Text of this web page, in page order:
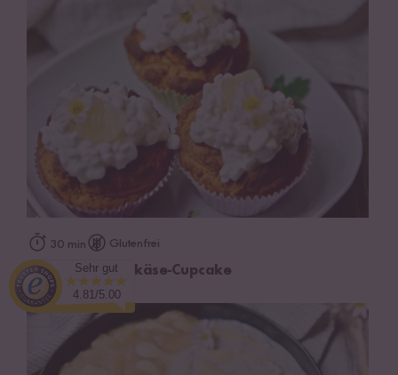
30 min Glutenfrei
Ananas-Hüttenkäse-Cupcake
Sehr gut
4.81/5.00